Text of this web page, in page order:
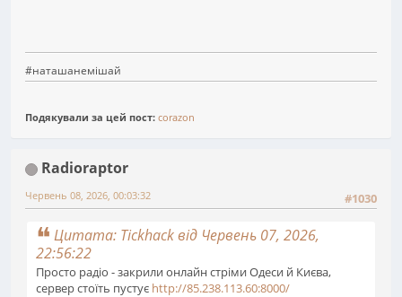
#наташанемішай
Подякували за цей пост: corazon
Radioraptor
#1030
Червень 08, 2026, 00:03:32
Цитата: Tickhack від Червень 07, 2026,
22:56:22
Просто радіо - закрили онлайн стріми Одеси й Києва,
сервер стоїть пустує http://85.238.113.60:8000/